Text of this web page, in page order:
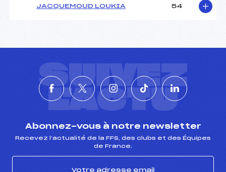
JACQUEMOUD LOUKIA 54
SUIVEZ
L'ACTU
Abonnez-vous à notre newsletter
Recevez l’actualité de la FFS, des clubs et des Équipes
de France.